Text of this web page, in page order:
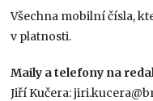
Všechna mobilní čísla,
v platnosti.
Maily a telefony na
Jiří Kučera: